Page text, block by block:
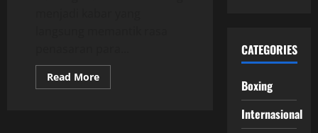
Read MoreRead
more
CATEGORIES
Boxing
Internasional